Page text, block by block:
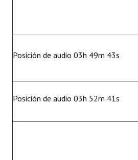
Posición de audio 03h 49m 43s
Posición de audio 03h 52m 41s